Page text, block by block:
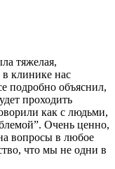
тяжелая,
клинике нас
подробно объяснил,
проходить
как с людьми,
Очень ценно,
вопросы в любое
что мы не одни в